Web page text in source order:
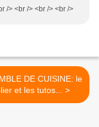
/> <br /> <br /> <br />
DE CUISINE: le
tablier et les tutos... >